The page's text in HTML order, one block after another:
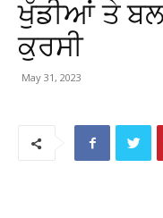
ਖੁੱਡੀਆਂ ਤੇ
ਕੁਰਸੀ
May 31, 2023